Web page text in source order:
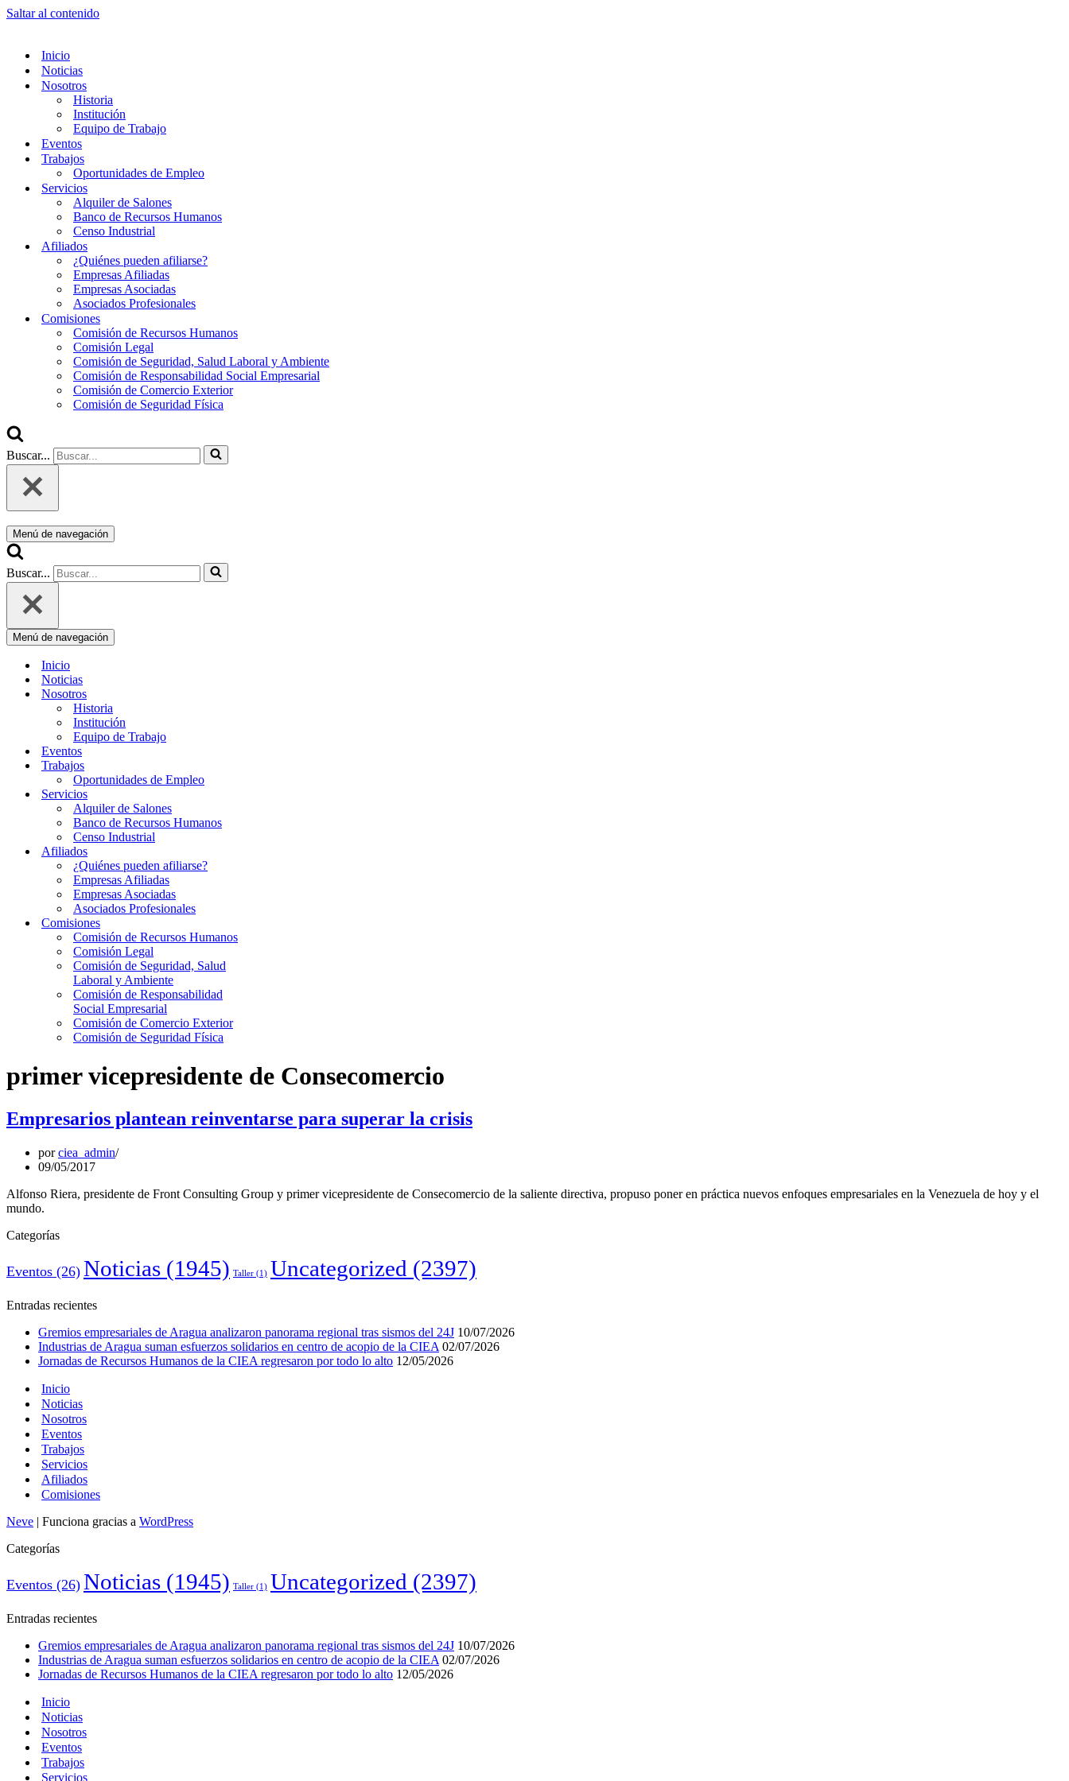
Saltar al contenido
Inicio
Noticias
Nosotros
Historia
Institución
Equipo de Trabajo
Eventos
Trabajos
Oportunidades de Empleo
Servicios
Alquiler de Salones
Banco de Recursos Humanos
Censo Industrial
Afiliados
¿Quiénes pueden afiliarse?
Empresas Afiliadas
Empresas Asociadas
Asociados Profesionales
Comisiones
Comisión de Recursos Humanos
Comisión Legal
Comisión de Seguridad, Salud Laboral y Ambiente
Comisión de Responsabilidad Social Empresarial
Comisión de Comercio Exterior
Comisión de Seguridad Física
Buscar...
Menú de navegación
Buscar...
Menú de navegación
Inicio
Noticias
Nosotros
Historia
Institución
Equipo de Trabajo
Eventos
Trabajos
Oportunidades de Empleo
Servicios
Alquiler de Salones
Banco de Recursos Humanos
Censo Industrial
Afiliados
¿Quiénes pueden afiliarse?
Empresas Afiliadas
Empresas Asociadas
Asociados Profesionales
Comisiones
Comisión de Recursos Humanos
Comisión Legal
Comisión de Seguridad, Salud
Laboral y Ambiente
Comisión de Responsabilidad
Social Empresarial
Comisión de Comercio Exterior
Comisión de Seguridad Física
primer vicepresidente de Consecomercio
Empresarios plantean reinventarse para superar la crisis
porciea_admin
09/05/2017
Alfonso Riera, presidente de Front Consulting Group y primer vicepresidente de Consecomercio de la saliente directiva, propuso poner en práctica nuevos enfoques empresariales en la Venezuela de hoy y el
mundo.
Categorías
Eventos (26) Noticias (1945) Taller (1) Uncategorized (2397)
Entradas recientes
Gremios empresariales de Aragua analizaron panorama regional tras sismos del 24J 10/07/2026
Industrias de Aragua suman esfuerzos solidarios en centro de acopio de la CIEA 02/07/2026
Jornadas de Recursos Humanos de la CIEA regresaron por todo lo alto 12/05/2026
Inicio
Noticias
Nosotros
Eventos
Trabajos
Servicios
Afiliados
Comisiones
Neve | Funciona gracias a WordPress
Categorías
Eventos (26) Noticias (1945) Taller (1) Uncategorized (2397)
Entradas recientes
Gremios empresariales de Aragua analizaron panorama regional tras sismos del 24J 10/07/2026
Industrias de Aragua suman esfuerzos solidarios en centro de acopio de la CIEA 02/07/2026
Jornadas de Recursos Humanos de la CIEA regresaron por todo lo alto 12/05/2026
Inicio
Noticias
Nosotros
Eventos
Trabajos
Servicios